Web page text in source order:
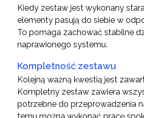
Kiedy zestaw jest wykonany
elementy pasują do siebie w
To pomaga zachować stabilne
naprawionego systemu.
Kompletność zestawu
Kolejną ważną kwestią jest
Kompletny zestaw zawiera
potrzebne do przeprowadzenia